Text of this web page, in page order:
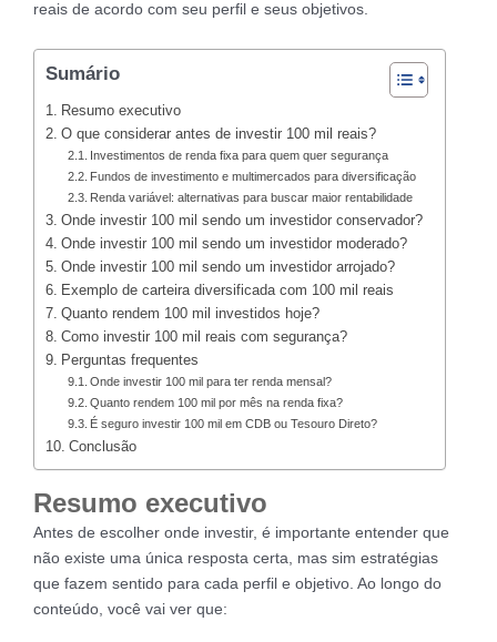
reais de acordo com seu perfil e seus objetivos.
Sumário
Resumo executivo
O que considerar antes de investir 100 mil reais?
Investimentos de renda fixa para quem quer segurança
Fundos de investimento e multimercados para diversificação
Renda variável: alternativas para buscar maior rentabilidade
Onde investir 100 mil sendo um investidor conservador?
Onde investir 100 mil sendo um investidor moderado?
Onde investir 100 mil sendo um investidor arrojado?
Exemplo de carteira diversificada com 100 mil reais
Quanto rendem 100 mil investidos hoje?
Como investir 100 mil reais com segurança?
Perguntas frequentes
Onde investir 100 mil para ter renda mensal?
Quanto rendem 100 mil por mês na renda fixa?
É seguro investir 100 mil em CDB ou Tesouro Direto?
Conclusão
Resumo executivo
Antes de escolher onde investir, é importante entender que
não existe uma única resposta certa, mas sim estratégias
que fazem sentido para cada perfil e objetivo. Ao longo do
conteúdo, você vai ver que: